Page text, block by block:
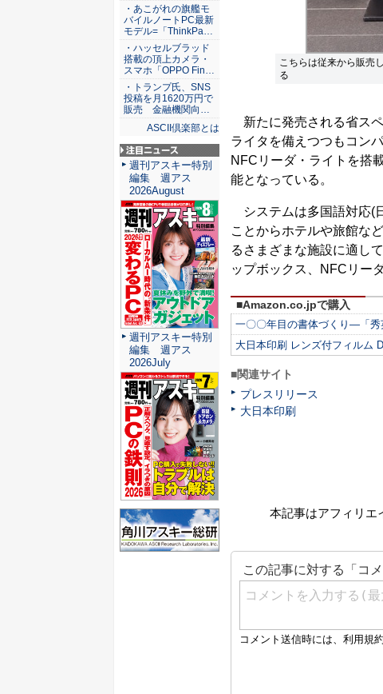
こちらは従来から販売
る
新たに発売される省ス
ライタを備えつつもコン
NFCリーダ・ライトを搭
能となっている。
システムは多国語対応(
ことからホテルや旅館な
るさまざまな施設に適し
ップボックス、NFCリー
■Amazon.co.jpで購入
一〇〇年目の書体づくり―「
大日本印刷 レンズ付フィルム
■関連サイト
プレスリリース
大日本印刷
本記事はアフィリエ
・あこがれの旗艦モ
バイルノートPC最新
モデル=「ThinkPa…
・ハッセルブラッド
搭載の頂上カメラ・
スマホ「OPPO Fin…
・トランプ氏、SNS
投稿を月1620万円で
販売 金融機関向…
ASCII倶楽部とは
注目ニュース
週刊アスキー特別
編集 週アス
2026August
週刊アスキー特別
編集 週アス
2026July